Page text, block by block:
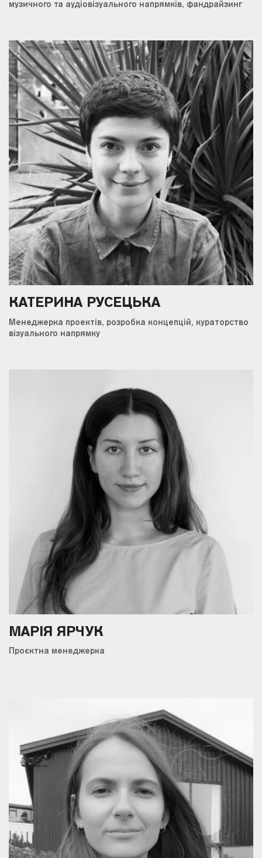
музичного та аудіовізуального напрямків, фандрайзинг
КАТЕРИНА РУСЕЦЬКА
Менеджерка проектів, розробка концепцій, кураторство
візуального напрямку
МАРІЯ ЯРЧУК
Проєктна менеджерка